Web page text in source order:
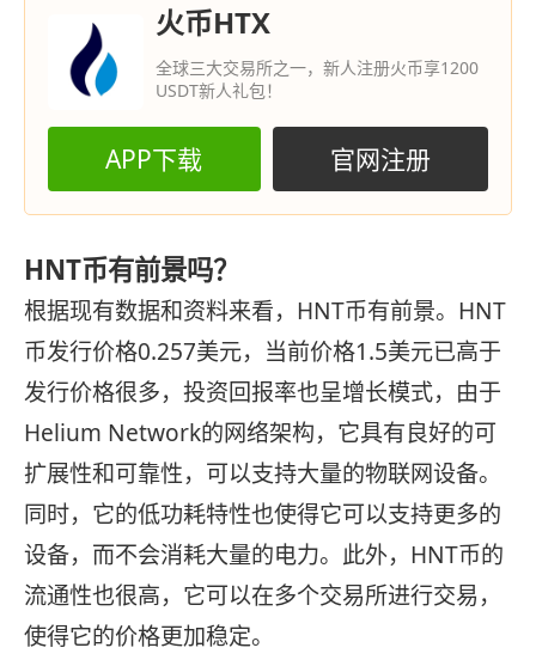
火币HTX
全球三大交易所之一，新人注册火币享1200
USDT新人礼包！
APP下载 官网注册
HNT币有前景吗？
根据现有数据和资料来看，HNT币有前景。HNT
币发行价格0.257美元，当前价格1.5美元已高于
发行价格很多，投资回报率也呈增长模式，由于
Helium Network的网络架构，它具有良好的可
扩展性和可靠性，可以支持大量的物联网设备。
同时，它的低功耗特性也使得它可以支持更多的
设备，而不会消耗大量的电力。此外，HNT币的
流通性也很高，它可以在多个交易所进行交易，
使得它的价格更加稳定。